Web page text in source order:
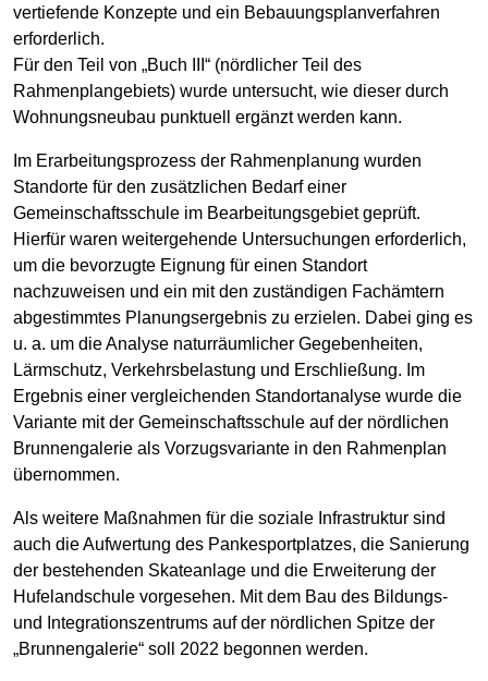
vertiefende Konzepte und ein Bebauungsplanverfahren
erforderlich.
Für den Teil von „Buch III“ (nördlicher Teil des
Rahmenplangebiets) wurde untersucht, wie dieser durch
Wohnungsneubau punktuell ergänzt werden kann.
Im Erarbeitungsprozess der Rahmenplanung wurden
Standorte für den zusätzlichen Bedarf einer
Gemeinschaftsschule im Bearbeitungsgebiet geprüft.
Hierfür waren weitergehende Untersuchungen erforderlich,
um die bevorzugte Eignung für einen Standort
nachzuweisen und ein mit den zuständigen Fachämtern
abgestimmtes Planungsergebnis zu erzielen. Dabei ging es
u. a. um die Analyse naturräumlicher Gegebenheiten,
Lärmschutz, Verkehrsbelastung und Erschließung. Im
Ergebnis einer vergleichenden Standortanalyse wurde die
Variante mit der Gemeinschaftsschule auf der nördlichen
Brunnengalerie als Vorzugsvariante in den Rahmenplan
übernommen.
Als weitere Maßnahmen für die soziale Infrastruktur sind
auch die Aufwertung des Pankesportplatzes, die Sanierung
der bestehenden Skateanlage und die Erweiterung der
Hufelandschule vorgesehen. Mit dem Bau des Bildungs-
und Integrationszentrums auf der nördlichen Spitze der
„Brunnengalerie“ soll 2022 begonnen werden.